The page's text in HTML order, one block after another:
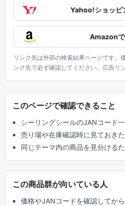
Yahoo!ショッピ
Amazon
リンク先は外部の検索結果ページです。
ンク先で必ず確認してください。広告リ
このページで確認できること
シーリングシールのJANコード
売り場や在庫確認時に見ておき
同じテーマ内の商品を見分ける
この商品群が向いている人
価格やJANコードを確認してか